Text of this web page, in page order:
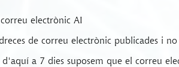
electrònic AI
de correu electrònic publicades i no
d'aquí a 7 dies suposem que el correu